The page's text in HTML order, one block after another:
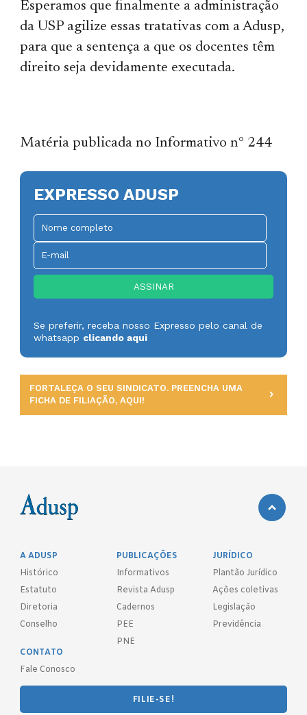
Esperamos que finalmente a administração
da USP agilize essas tratativas com a Adusp,
para que a sentença a que os docentes têm
direito seja devidamente executada.
Matéria publicada no Informativo n° 244
EXPRESSO ADUSP
Se preferir, receba nosso Expresso pelo canal de
whatsapp clicando aqui
FORTALEÇA O SEU SINDICATO. PREENCHA UMA
FICHA DE FILIAÇÃO, AQUI!
A ADUSP
Histórico
Estatuto
Diretoria
Conselho
PUBLICAÇÕES
Informativos
Revista Adusp
Cadernos
PEE
PNE
JURÍDICO
Plantão Jurídico
Ações coletivas
Legislação
Previdência
CONTATO
Fale Conosco
FILIE-SE!